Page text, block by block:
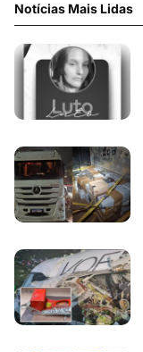
Notícias Mais Lidas